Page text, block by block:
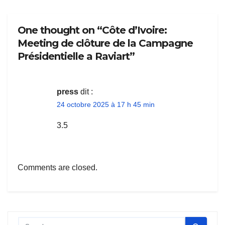
One thought on “Côte d’Ivoire:
Meeting de clôture de la Campagne
Présidentielle a Raviart”
press dit :
24 octobre 2025 à 17 h 45 min
3.5
Comments are closed.